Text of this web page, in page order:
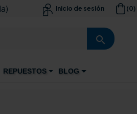
 Inicio de sesión (0)
search
REPUESTOS BLOG